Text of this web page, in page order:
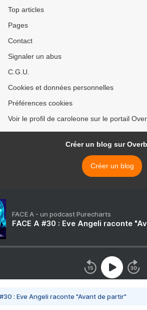
Top articles
Pages
Contact
Signaler un abus
C.G.U.
Cookies et données personnelles
Préférences cookies
Voir le profil de caroleone sur le portail
Créer un blog sur
Créer un blog
FACE A - un podcast Purecharts
FACE A #30 : Eve Angeli raconte
#30 : Eve Angeli raconte "Avant de partir"